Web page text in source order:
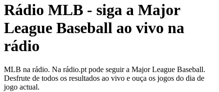
Rádio MLB - siga a Major
League Baseball ao vivo na
rádio
MLB na rádio. Na rádio.pt pode seguir a Major League Baseball.
Desfrute de todos os resultados ao vivo e ouça os jogos do dia de
jogo actual.